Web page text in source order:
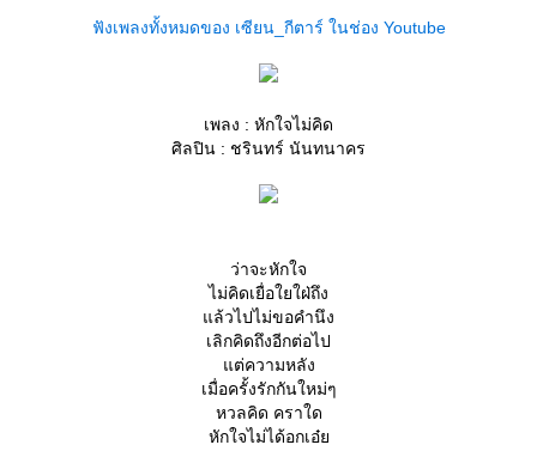
ฟังเพลงทั้งหมดของ เซียน_กีตาร์ ในช่อง Youtube
เพลง : หักใจไม่คิด
ศิลปิน : ชรินทร์ นันทนาคร
ว่าจะหักใจ
ไม่คิดเยื่อใยใฝ่ถึง
ล้วไปไม่ขอคำนึง
เลิกคิดถึงอีกต่อไป
ต่ความหลัง
เมื่อครั้งรักกันใหม่ๆ
หวลคิด คราใด
หักใจไม่ได้อกเอ๋